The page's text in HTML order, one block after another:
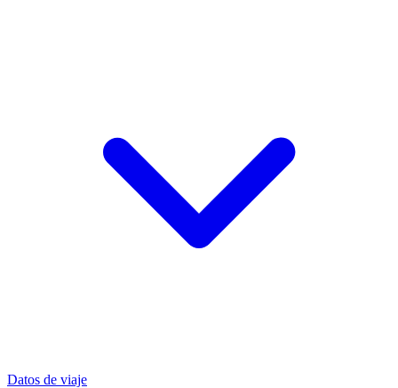
Datos de viaje